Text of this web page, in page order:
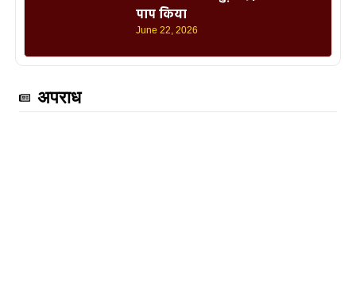
पाप किया
June 22, 2026
अपराध